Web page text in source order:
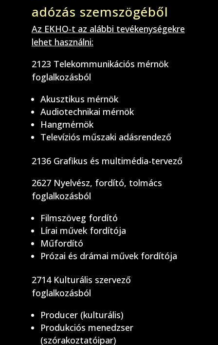
adózás szemszögéből
Az EKHO-t az alábbi tevékenységekre
lehet használni:
2123 Telekommunikációs mérnök
foglalkozásból
Akusztikus mérnök
Audiotechnikai mérnök
Hangmérnök
Televíziós műszaki adásrendező
2136 Grafikus és multimédia-tervező
2627 Nyelvész, fordító, tolmács
foglalkozásból
Filmszöveg fordító
Lírai művek fordítója
Műfordító
Prózai és drámai művek fordítója
2714 Kulturális szervező
foglalkozásból
Producer (kulturális)
Produkciós menedzser
(szórakoztatóipar)